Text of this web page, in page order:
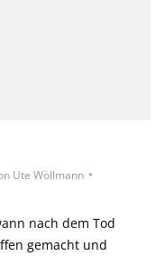
Ute Wöllmann
nach dem Tod
gemacht und